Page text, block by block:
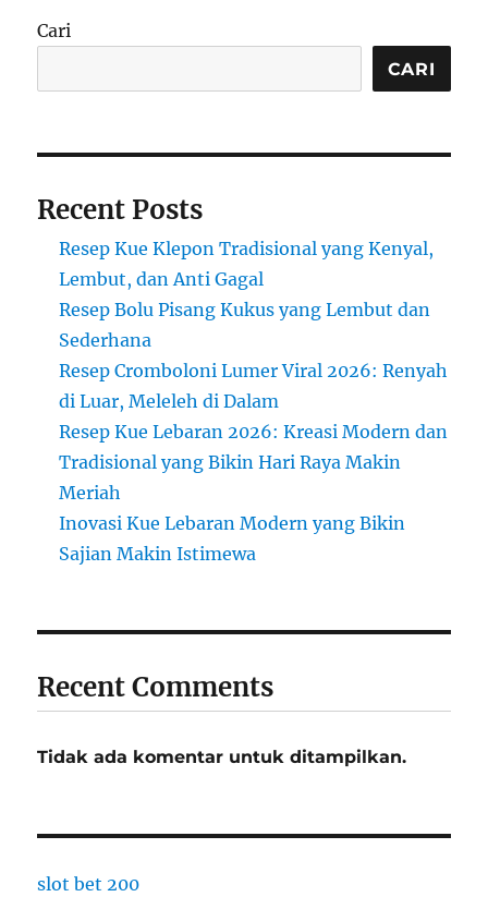
Cari
CARI
Recent Posts
Resep Kue Klepon Tradisional yang Kenyal,
Lembut, dan Anti Gagal
Resep Bolu Pisang Kukus yang Lembut dan
Sederhana
Resep Cromboloni Lumer Viral 2026: Renyah
di Luar, Meleleh di Dalam
Resep Kue Lebaran 2026: Kreasi Modern dan
Tradisional yang Bikin Hari Raya Makin
Meriah
Inovasi Kue Lebaran Modern yang Bikin
Sajian Makin Istimewa
Recent Comments
Tidak ada komentar untuk ditampilkan.
slot bet 200